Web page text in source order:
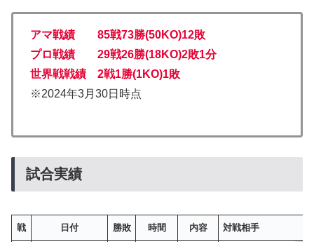
アマ戦績 85戦73勝(50KO)12敗
プロ戦績 29戦26勝(18KO)2敗1分
世界戦戦績 2戦1勝(1KO)1敗
※2024年3月30日時点
試合実績
戦 日付 勝敗 時間 内容 対戦相手